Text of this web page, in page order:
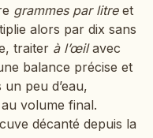
grammes par litreet
alors par dix sans
traiter à l’œilavec
balance précise et
peu d’eau,
volume final.
décanté depuis la